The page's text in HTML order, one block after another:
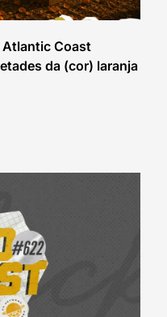
Atlantic Coast
da (cor) laranja